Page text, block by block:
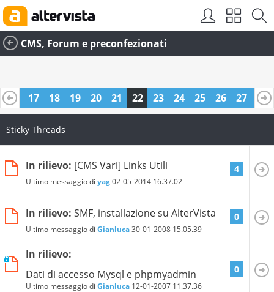
CMS, Forum e preconfezionati
16 17 18 19 20 21 22 23 24 25 26 27
28
Sticky Threads
In rilievo: [CMS Vari] Links Utili
Ultimo messaggio di yag02-05-2014 16.37.02
4
In rilievo: SMF, installazione su AlterVista
Ultimo messaggio di Gianluca30-01-2008 15.05.39
0
In rilievo:
Dati di accesso Mysql e phpmyadmin
Ultimo messaggio di Gianluca 12-01-2007 11.37.36
0